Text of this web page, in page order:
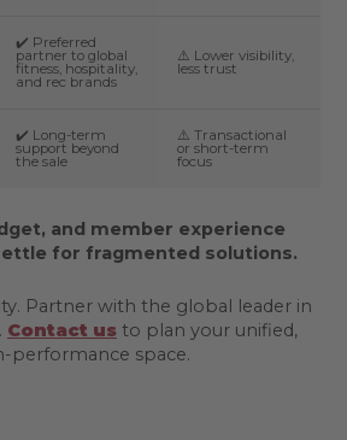
✔️ Preferred
partner to global
fitness, hospitality,
and rec brands
⚠️ Lower visibility,
less trust
✔️ Long-term
support beyond
the sale
⚠️ Transactional
or short-term
focus
and member experience
for fragmented solutions.
Partner with the global leader in
Contact us to plan your unified,
performance space.